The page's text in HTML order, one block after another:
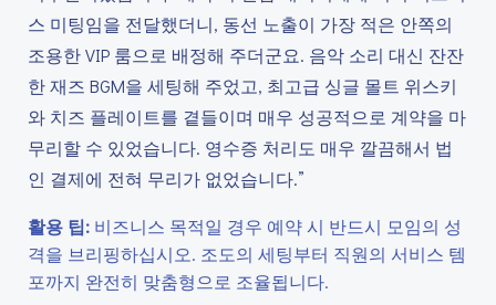
스 미팅임을 전달했더니, 동선 노출이 가장 적은 안쪽의
조용한 VIP 룸으로 배정해 주더군요. 음악 소리 대신 잔잔
한 재즈 BGM을 세팅해 주었고, 최고급 싱글 몰트 위스키
와 치즈 플레이트를 곁들이며 매우 성공적으로 계약을 마
무리할 수 있었습니다. 영수증 처리도 매우 깔끔해서 법
인 결제에 전혀 무리가 없었습니다.”
활용 팁: 비즈니스 목적일 경우 예약 시 반드시 모임의 성
격을 브리핑하십시오. 조도의 세팅부터 직원의 서비스 템
포까지 완전히 맞춤형으로 조율됩니다.